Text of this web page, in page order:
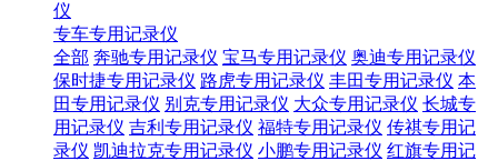
仪
专车专用记录仪
全部 奔驰专用记录仪 宝马专用记录仪 奥迪专用记录仪
保时捷专用记录仪 路虎专用记录仪 丰田专用记录仪 本
田专用记录仪 别克专用记录仪 大众专用记录仪 长城专
用记录仪 吉利专用记录仪 福特专用记录仪 传祺专用记
录仪 凯迪拉克专用记录仪 小鹏专用记录仪 红旗专用记